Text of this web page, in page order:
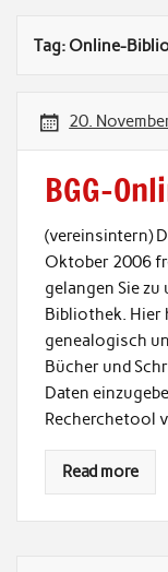
Tag: Online-
20.
BGG-
(vereinsintern)
Oktober 2006
gelangen Sie
Bibliothek. Hier
genealogisch
Bücher und
Daten
Recherchetool
Read more